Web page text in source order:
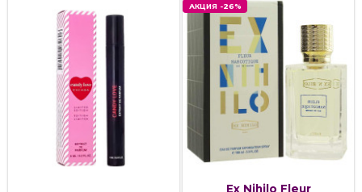
АКЦИЯ -26%
Ex Nihilo Fleur